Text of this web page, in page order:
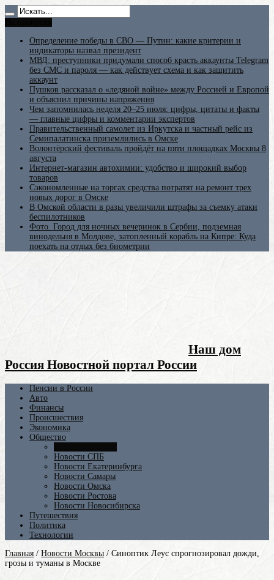
Определение победы в СВО — Путин: какие критерии и
индикаторы назвал президент
МВД: преступники придумали способ красть аккаунты Telegram
без СМС и пароля — как действует схема и как защитить
аккаунт
Пушков рассказал о «ледяной войне» между Россией и Европой
и объяснил причины напряжения
Чем запомнилась неделя 20–25 июля: цифры, цитаты и факты
— главные цифры и комментарии экспертов
Правительственный самолет из Иркутска и частный рейс из
Семипалатинска приземлились в Омске
Волонтёрский фестиваль пройдёт на пяти площадках Москвы 8
августа
Интернет-магазин автохимии: удобство и широкий выбор
товаров
Сэкономленные на торгах средства потратят на ремонт трех
новых дорог в Омске
В Омской области в разы увеличили штрафы за съемку атаки
беспилотников
Фото. Город для ночных вечеринок в Сербии, подземная
винодельня в Молдове, затопленный корабль на Кипре: Куда
поехать на отдых без биометрии
Наш дом
Россия Новостной портал России
Пенсии в России
Авто
Финансы
Происшествия
Экономика
Общество
Новости СПБ
Новости Екатеринбурга
Новости Самары
Новости Омска
Новости Ростова
Новости Новосибирска
Путешествия
Политика
Технологии
Главная / Новости Москвы / Синоптик Леус спрогнозировал дожди,
грозы и туманы в Москве